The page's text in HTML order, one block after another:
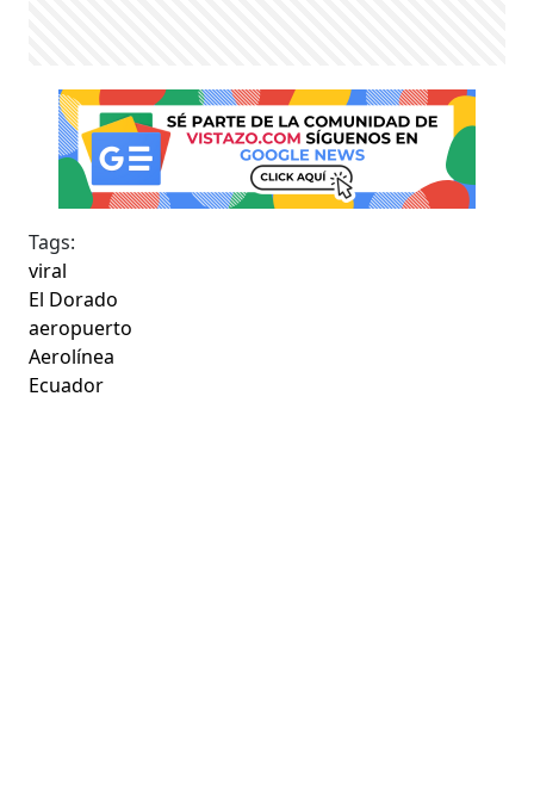
Tags:
viral
El Dorado
aeropuerto
Aerolínea
Ecuador